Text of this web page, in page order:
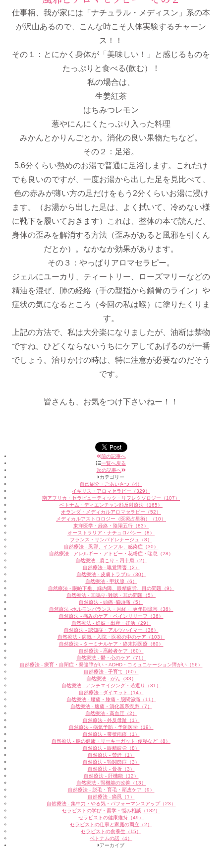
仕事柄、我が家には「ナチュラル・メディスン」系の本
が沢山あるので、こんな時こそ人体実験するチャーン
ス！！
その１：とにかく身体が「美味しい！」と感じるものを
たっぷりと食べる(飲む）！
私の場合は、
生姜紅茶
はちみつレモン
葱やにんにくたっぷり入った料理
みかんとかりんごとか。消化の良い果物たちなど。
その２：足浴。
5,6分くらい熱めのお湯で普通に足浴します。これだけ
でも良いのですが、一度お湯から出した足を見比べて、
色の赤みが薄い方の足だけをもう2分くらいお湯に浸け
ます。（お湯から出した足は、よく拭いて、冷めない様
に靴下を履いておきます）これは、整体の本で読んだ、
身体の歪みを解消する方法（歪みがあると風邪を引くん
だとか）。なかなか効果があります。
その３：やっぱりアロマセラピー。
ジェルにユーカリ、ティートリー、ローズマリーなどの
精油を混ぜ、肺の経絡（手の親指から鎖骨のライン）や
症状の気になるところ（今回の私は喉）に塗りたくりま
す。
上記の方法で、私は大分楽になりましたが、油断は禁物
ですね。ひどくならないうちにケアしてあげるのが一番
でしょう。治りかけの時は、特に注意が必要なのだそう
です。
皆さんも、お気をつけ下さいねー！！
前の記事へ
一覧へ戻る
次の記事へ
カテゴリー
自己紹介・ごあいさつ（4）
イギリス・アロマセラピー（329）
南アフリカ・セラピューティック・リフレクソロジー（107）
ベトナム・ディエンチャン顔反射療法（165）
オランダ・メディカルアロマセラピー（52）
メディカルアストロロジー（医療占星術）（10）
東洋医学・経絡・陰陽五行（83）
オーストラリア・ナチュロパシー（8）
フランス・リンパドレナージュ（8）
自然療法 - 風邪、インフル、感染症（30）
自然療法 - アレルギー・アトピー・花粉症・喘息（28）
自然療法 - 肩こり・四十肩（2）
自然療法 - 嗅覚障害（2）
自然療法 - 皮膚トラブル（30）
自然療法 - 甲状腺（6）
自然療法 - 眼瞼下垂、緑内障、眼精疲労、目の問題（9）
自然療法 - 耳鳴り･難聴・耳の問題（5）
自然療法 - 頭痛･偏頭痛（5）
自然療法 -ホルモンバランス・月経・ 更年期障害（36）
自然療法 - 痛みのケア・ペインリリーフ（36）
自然療法 - 妊娠・出産・妊活（29）
自然療法 - 認知症・アルツハイマー（36）
自然療法 - 病気・入院・医療の中のケア（103）
自然療法 - ターミナルケア・終末期医療（60）
自然療法 - 高齢者ケア（60）
自然療法 - 鬱・心のケア（71）
自然療法 - 療育・自閉症・発達障がい・ADHD・コミュニケーション障がい（56）
自然療法 - 子育て（60）
自然療法 - がん（33）
自然療法 - アンチエイジング・若返り（31）
自然療法 - ダイエット（14）
自然療法 - 腰痛・膝痛・股関節痛（11）
自然療法 - 腹痛・消化器系疾患（7）
自然療法 - 高血圧（2）
自然療法 - 外反母趾（1）
自然療法 - 病気予防・予防医学（19）
自然療法 - 帯状疱疹（1）
自然療法 - 腸の健康・リーキーガット･便秘など（8）
自然療法 - 眼精疲労（8）
自然療法 - 禁煙（1）
自然療法 - 顎関節症（3）
自然療法 - 骨折（3）
自然療法 - 肝機能（12）
自然療法 - 腎機能の改善（13）
自然療法 - 脱毛・育毛・頭皮ケア（9）
自然療法 - 痛風（1）
自然療法 - 集中力・やる気・パフォーマンスアップ（23）
セラピストの学び・留学・悩み相談（182）
セラピストの健康維持（49）
セラピストの仕事と家庭の両立（2）
セラピストの食養生（15）
ベトナムの話（4）
アーカイブ